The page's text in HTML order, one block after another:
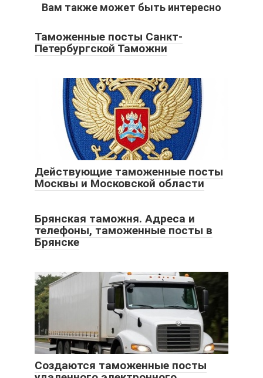
Вам также может быть интересно
Таможенные посты Санкт-
Петербургской Таможни
Действующие таможенные посты
Москвы и Московской области
Брянская таможня. Адреса и
телефоны, таможенные посты в
Брянске
Создаются таможенные посты